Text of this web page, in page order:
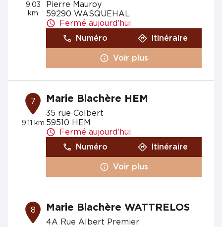
9.03
km
Pierre Mauroy
59290 WASQUEHAL
Fermé aujourd'hui
Numéro
Itinéraire
Voir plus
7
9.11 km
Marie Blachère HEM
35 rue Colbert
59510 HEM
Fermé aujourd'hui
Numéro
Itinéraire
Voir plus
8 Marie Blachère WATTRELOS
4A Rue Albert Premier